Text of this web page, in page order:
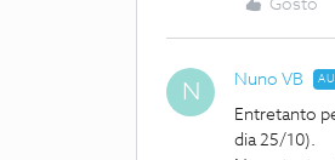
Gosto
N Nuno VB
Entretanto
dia 25/10).